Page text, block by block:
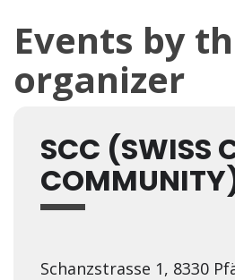
Events by
organizer
SCC (SWISS
Schanzstrasse 1, 8330